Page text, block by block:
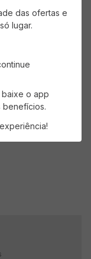
das ofertas e
lugar.
baixe o app
benefícios.